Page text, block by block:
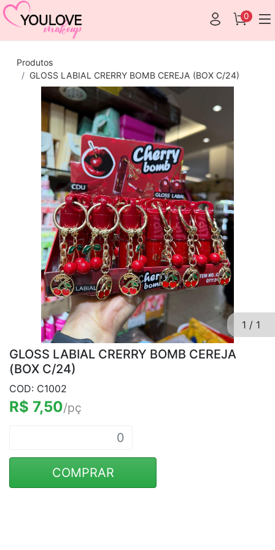
0
Produtos
GLOSS LABIAL CRERRY BOMB CEREJA (BOX C/24)
1 / 1
GLOSS LABIAL CRERRY BOMB CEREJA
(BOX C/24)
COD: C1002
R$ 7,50/pç
COMPRAR